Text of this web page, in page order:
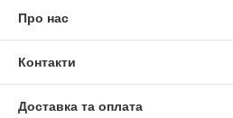
Про нас
Контакти
Доставка та оплата